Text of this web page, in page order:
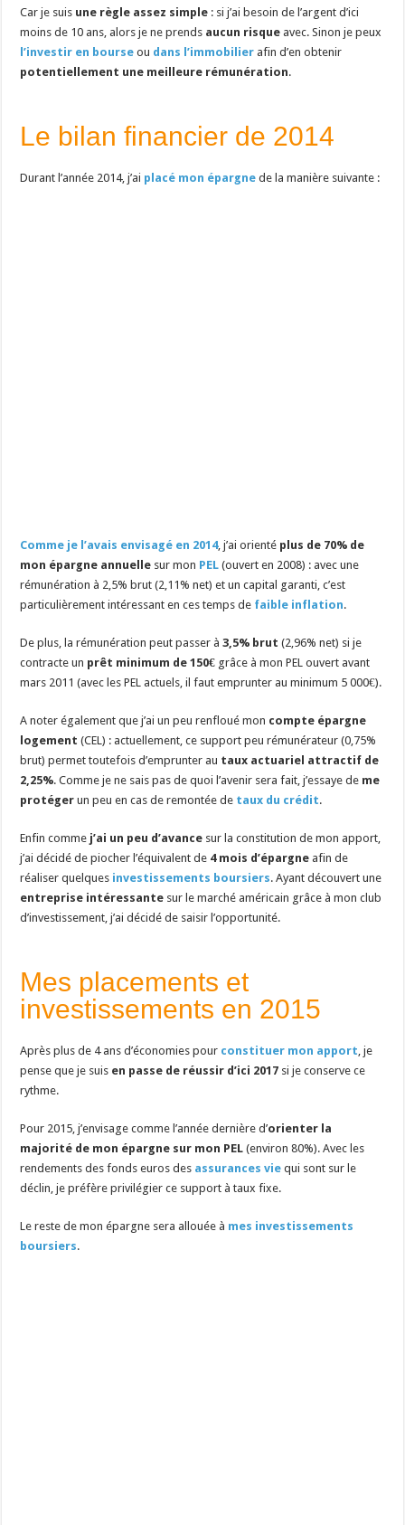
Car je suis une règle assez simple : si j’ai besoin de l’argent d’ici
moins de 10 ans, alors je ne prends aucun risque avec. Sinon je peux
l’investir en bourse ou dans l’immobilier afin d’en obtenir
potentiellement une meilleure rémunération.
Le bilan financier de 2014
Durant l’année 2014, j’ai placé mon épargne de la manière suivante :
Comme je l’avais envisagé en 2014, j’ai orienté plus de 70% de
mon épargne annuelle sur mon PEL (ouvert en 2008) : avec une
rémunération à 2,5% brut (2,11% net) et un capital garanti, c’est
particulièrement intéressant en ces temps de faible inflation.
De plus, la rémunération peut passer à3,5% brut (2,96% net) si je
contracte un prêt minimum de 150€ grâce à mon PEL ouvert avant
mars 2011 (avec les PEL actuels, il faut emprunter au minimum 5 000€).
A noter également que j’ai un peu renfloué mon compte épargne
logement (CEL) : actuellement, ce support peu rémunérateur (0,75%
brut) permet toutefois d’emprunter au taux actuariel attractif de
2,25%. Comme je ne sais pas de quoi l’avenir sera fait, j’essaye de me
protéger un peu en cas de remontée de taux du crédit.
Enfin comme j’ai un peu d’avance sur la constitution de mon apport,
j’ai décidé de piocher l’équivalent de 4 mois d’épargne afin de
réaliser quelques investissements boursiers. Ayant découvert une
entreprise intéressante sur le marché américain grâce à mon club
d’investissement, j’ai décidé de saisir l’opportunité.
Mes placements et
investissements en 2015
Après plus de 4 ans d’économies pour constituer mon apport, je
pense que je suis en passe de réussir d’ici 2017 si je conserve ce
rythme.
Pour 2015, j’envisage comme l’année dernière d’orienter la
majorité de mon épargne sur mon PEL (environ 80%). Avec les
rendements des fonds euros des assurances vie qui sont sur le
déclin, je préfère privilégier ce support à taux fixe.
Le reste de mon épargne sera allouée à mes investissements
boursiers.